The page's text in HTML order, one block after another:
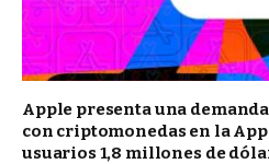
Apple presenta una
con criptomonedas en la
usuarios 1,8 millones de